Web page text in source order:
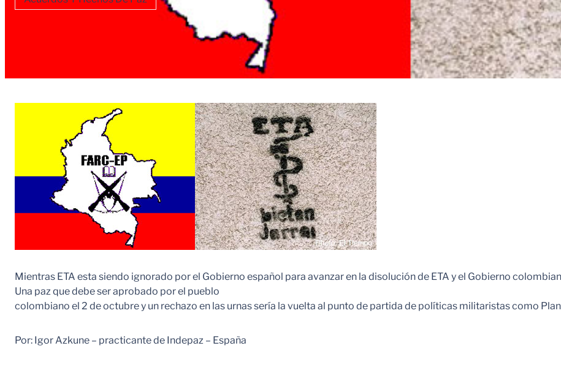
Mientras ETA esta siendo ignorado por el Gobierno español para avanzar en la disolución de ETA y el Gobierno
Una paz que debe ser aprobado por el pueblo
colombiano el 2 de octubre y un rechazo en las urnas sería la vuelta al punto de partida de políticas militaristas como
Por: Igor Azkune – practicante de Indepaz – España